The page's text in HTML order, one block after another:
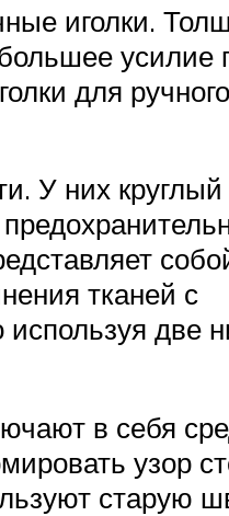
иголки.
усилие
для
У них
тканей с
две
в себя
узор
старую